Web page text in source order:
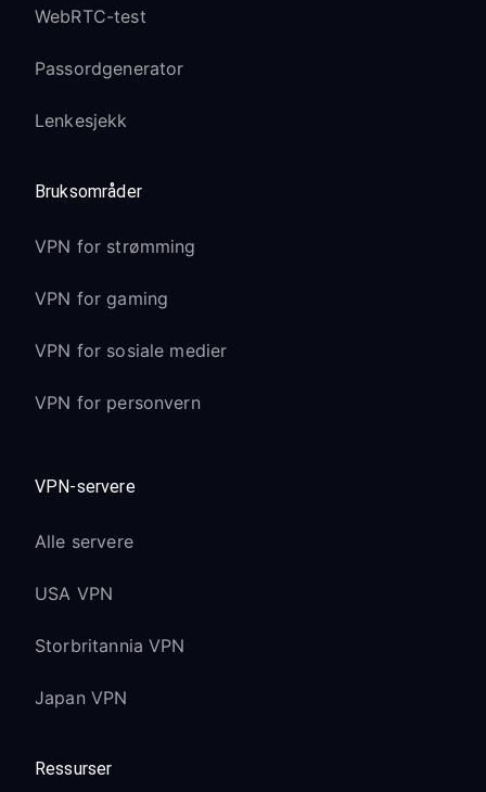
WebRTC-test
Passordgenerator
Lenkesjekk
Bruksområder
VPN for strømming
VPN for gaming
VPN for sosiale medier
VPN for personvern
VPN-servere
Alle servere
USA VPN
Storbritannia VPN
Japan VPN
Ressurser